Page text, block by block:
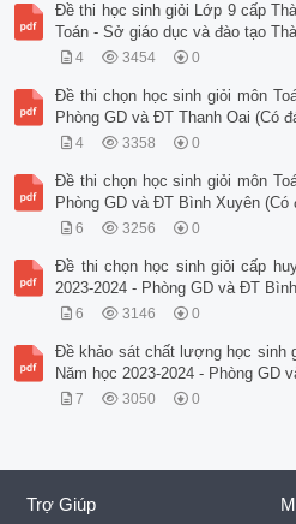
Đề thi học sinh giỏi Lớp 9 cấp
Toán - Sở giáo dục và đào tạo
4 3454 0
Đề thi chọn học sinh giỏi môn
Phòng GD và ĐT Thanh Oai (Có
4 3358 0
Đề thi chọn học sinh giỏi môn
Phòng GD và ĐT Bình Xuyên (Có
6 3256 0
Đề thi chọn học sinh giỏi cấp
2023-2024 - Phòng GD và ĐT
6 3146 0
Đề khảo sát chất lượng học sinh
Năm học 2023-2024 - Phòng GD
7 3050 0
Trợ Giúp